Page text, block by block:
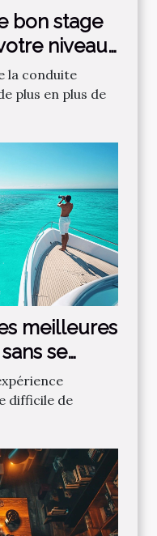
bon stage
niveau
la conduite
plus en plus de
meilleures
se
difficile de